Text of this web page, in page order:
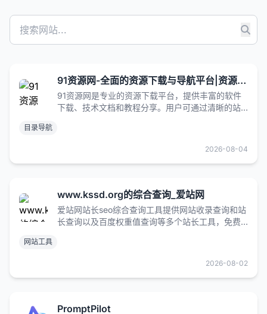
自助广告
91资源网-全面的资源下载与导航平台|资源下载|站点导航 | 技术文档分享 | 会员专享权益
91资源网是专业的资源下载平台，提供丰富的软件
下载、技术文档和教程分享。用户可通过清晰的站
目录导航
2026-08-04
www.kssd.org的综合查询_爱站网
爱站网站长seo综合查询工具提供网站收录查询和站
长查询以及百度权重值查询等多个站长工具，免费
网站工具
2026-08-02
PromptPilot